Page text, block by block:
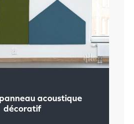
acoustique
décoratif